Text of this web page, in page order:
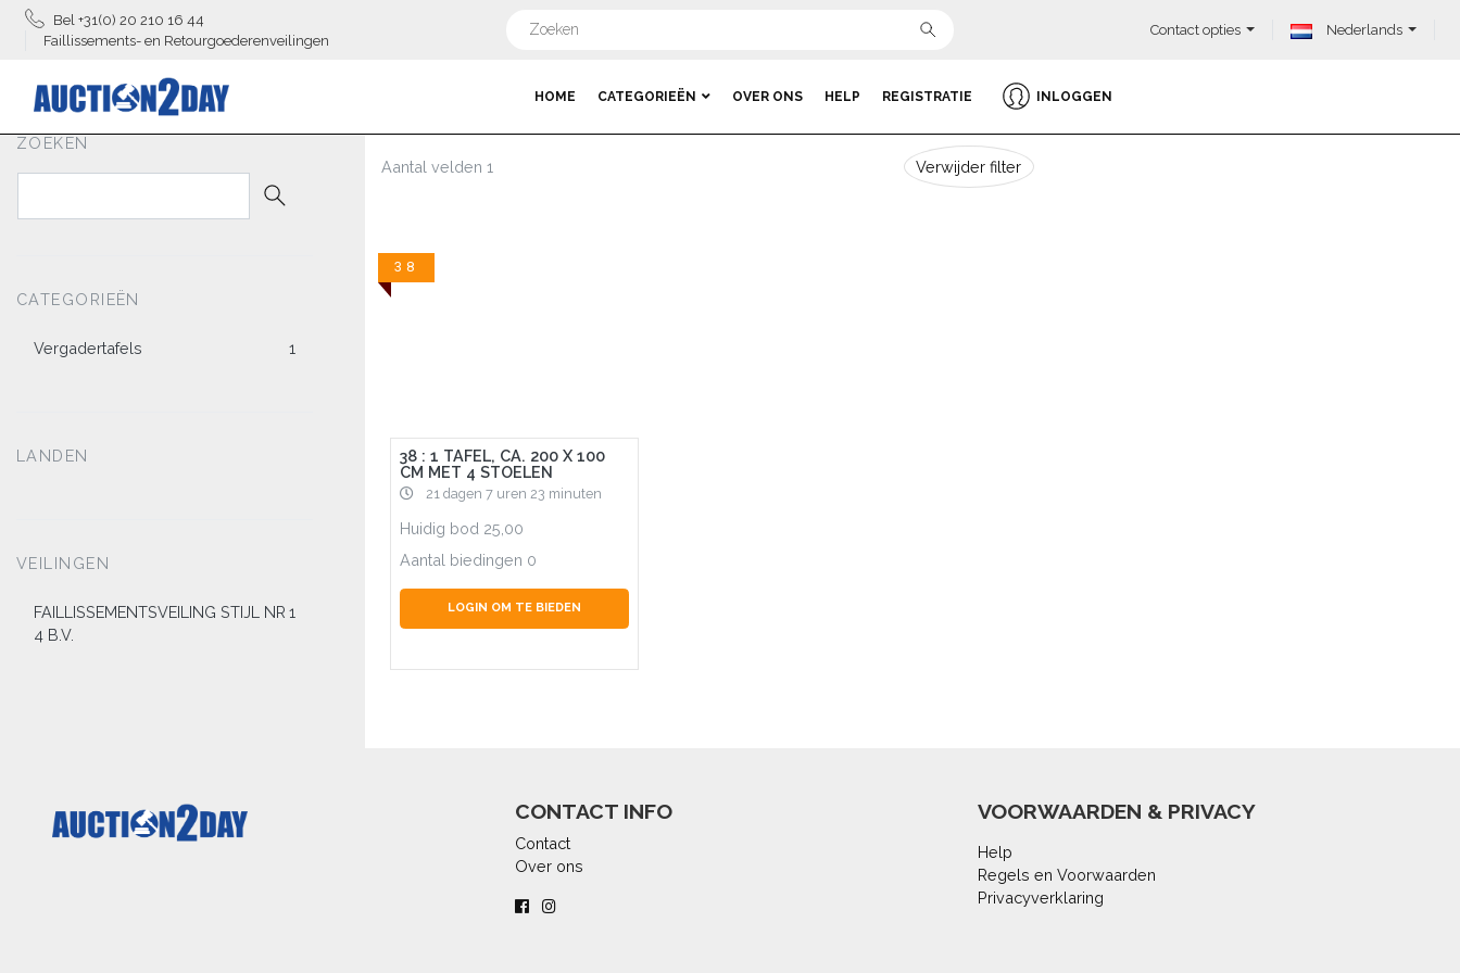
Bel +31(0) 20 210 16 44
Faillissements- en Retourgoederenveilingen
Contact opties Nederlands
HOME CATEGORIEËN OVER ONS HELP REGISTRATIE INLOGGEN
Aantal velden 1 Verwijder filter
38
38 : 1 TAFEL, CA. 200 X 100
CM MET 4 STOELEN
21 dagen 7 uren 23 minuten
Huidig bod 25,00
Aantal biedingen 0
LOGIN OM TE BIEDEN
ZOEKEN
CATEGORIEËN
Vergadertafels 1
LANDEN
VEILINGEN
FAILLISSEMENTSVEILING STIJL NR
4 B.V.
1
CONTACT INFO
Contact
Over ons
VOORWAARDEN & PRIVACY
Help
Regels en Voorwaarden
Privacyverklaring